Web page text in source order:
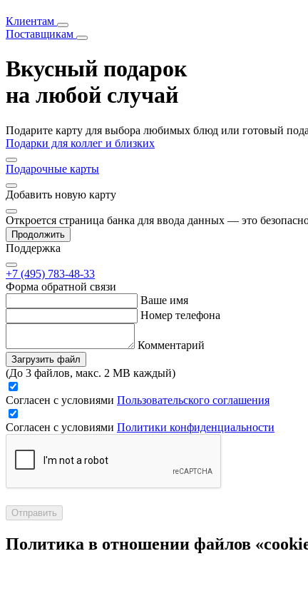
Клиентам
Поставщикам
Вкусный подарок
на любой случай
Подарите карту для выбора любимых блюд или готовый
Подарки для коллег и близких
Подарочные карты
Добавить новую карту
Откроется страница банка для ввода данных — это
Продолжить
Поддержка
+7 (495) 783-48-33
Форма обратной связи
Ваше имя
Номер телефона
Комментарий
Загрузить файл
(До 3 файлов, макс. 2 MB каждый)
Согласен с условиями Пользовательского соглашения
Согласен с условиями Политики конфиденциальности
Отправить
Политика в отношении файлов